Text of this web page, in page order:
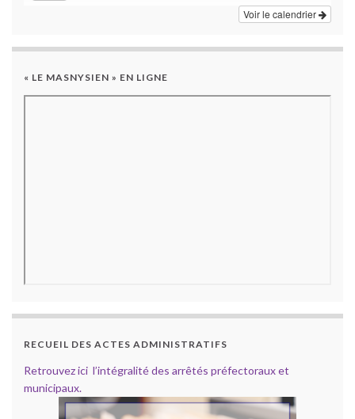
Voir le calendrier
« LE MASNYSIEN » EN LIGNE
RECUEIL DES ACTES ADMINISTRATIFS
Retrouvez ici l’intégralité des arrêtés préfectoraux et
municipaux.